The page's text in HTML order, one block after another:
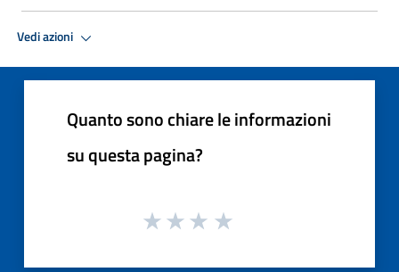
Vedi azioni
Quanto sono chiare le informazioni
su questa pagina?